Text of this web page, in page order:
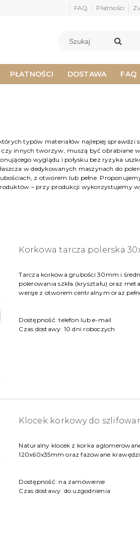
FAQ Płatności
PŁATNOŚCI DOSTAWA FAQ
typów materiałów najlepiej sprawdzi
czy innych tworzyw, muszą być obrabiane
wyglądu i połysku bez ryzyka
w dedykowanych maszynach do
z otworem lub pełne.
– przy produkcji wykorzystujemy
Korkowa tarcza polerska
Tarcza korkowa grubości 30mm i
polerowania szkła (kryształu) oraz
wersje z otworem centralnym oraz
Dostępność: telefon lub e-mail
Czas dostawy: 10 dni roboczych
Klocek korkowy do
Naturalny klocek z korka
120x60x35mm oraz fazowane
Dostępność: na zamówienie
Czas dostawy: do uzgodnienia